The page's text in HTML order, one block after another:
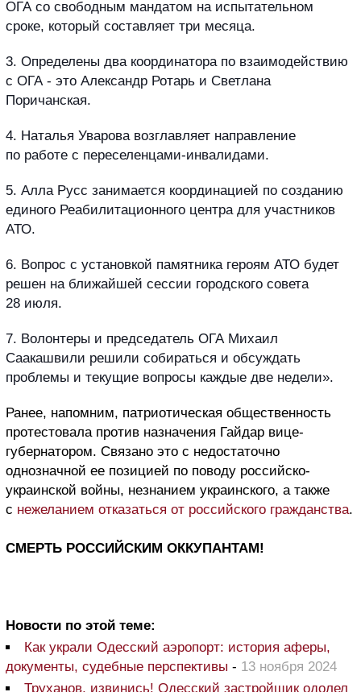
ОГА со свободным мандатом на испытательном
сроке, который составляет три месяца.
3. Определены два координатора по взаимодействию
с ОГА - это Александр Ротарь и Светлана
Поричанская.
4. Наталья Уварова возглавляет направление
по работе с переселенцами-инвалидами.
5. Алла Русс занимается координацией по созданию
единого Реабилитационного центра для участников
АТО.
6. Вопрос с установкой памятника героям АТО будет
решен на ближайшей сессии городского совета
28 июля.
7. Волонтеры и председатель ОГА Михаил
Саакашвили решили собираться и обсуждать
проблемы и текущие вопросы каждые две недели».
Ранее, напомним, патриотическая общественность
протестовала против назначения Гайдар вице-
губернатором. Связано это с недостаточно
однозначной ее позицией по поводу российско-
украинской войны, незнанием украинского, а также
с нежеланием отказаться от российского гражданства.
СМЕРТЬ РОССИЙСКИМ ОККУПАНТАМ!
Новости по этой теме:
Как украли Одесский аэропорт: история аферы,
документы, судебные перспективы - 13 ноября 2024
Труханов, извинись! Одесский застройщик одолел